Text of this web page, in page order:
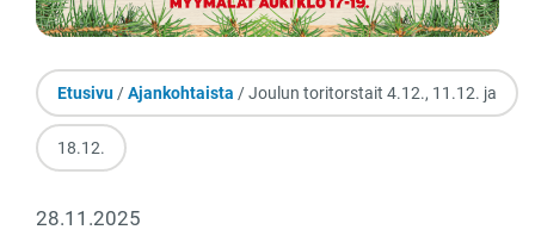
Etusivu/Ajankohtaista / Joulun toritorstait 4.12., 11.12. ja
18.12.
28.11.2025